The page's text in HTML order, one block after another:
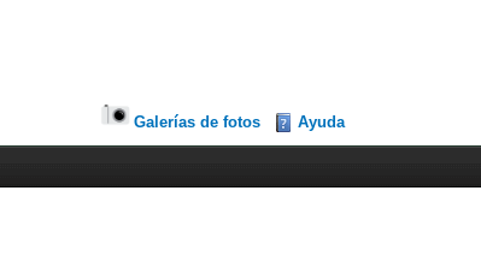
Galerías de fotos Ayuda